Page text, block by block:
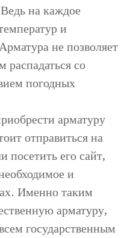
на каждое
и
не позволяет
распадаться со
погодных
арматуру
отправиться на
посетить его сайт,
и
Именно таким
арматуру,
государственным